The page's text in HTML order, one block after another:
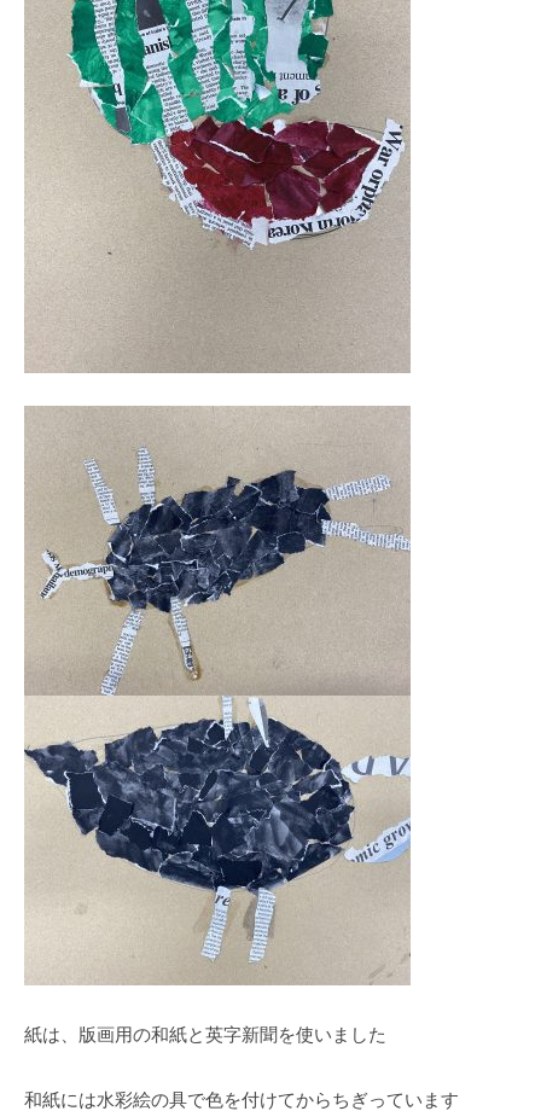
紙は、版画用の和紙と英字新聞を使いました
和紙には水彩絵の具で色を付けてからちぎっています